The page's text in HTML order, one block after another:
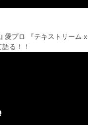
愛プロ 『テキストリーム x
る！！